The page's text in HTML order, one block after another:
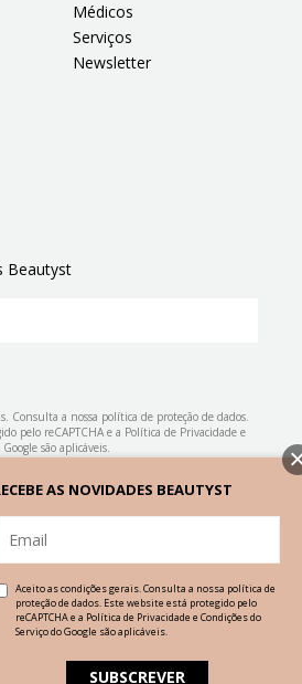
Médicos
Serviços
Newsletter
Beautyst
Consulta a nossa política de proteção de dados.
pelo reCAPTCHA e a Política de Privacidade e
Google são aplicáveis.
Beautyst . 2026
AS NOVIDADES BEAUTYST
Aceito as condições gerais. Consulta a nossa política de
proteção de dados. Este website está protegido pelo
reCAPTCHA e a Política de Privacidade e Condições do
Serviçodo Google são aplicáveis.